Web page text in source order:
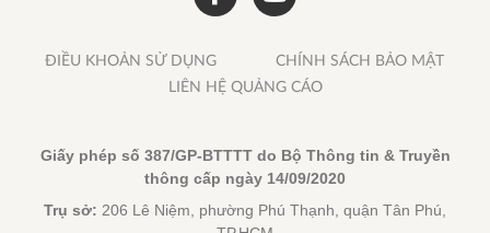
ĐIỀU KHOẢN SỬ DỤNG
CHÍNH SÁCH BẢO MẬT
LIÊN HỆ QUẢNG CÁO
Giấy phép số 387/GP-BTTTT do Bộ Thông tin & Truyền
thông cấp ngày 14/09/2020
Trụ sở: 206 Lê Niệm, phường Phú Thạnh, quận Tân Phú,